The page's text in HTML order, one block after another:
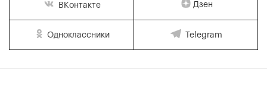
ВКонтакте Дзен
Одноклассники Telegram